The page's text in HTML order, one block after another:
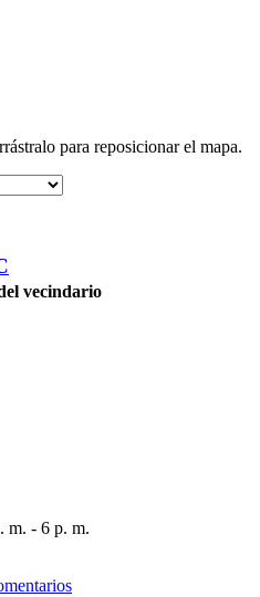
para reposicionar el mapa.
vecindario
m. - 6 p. m.